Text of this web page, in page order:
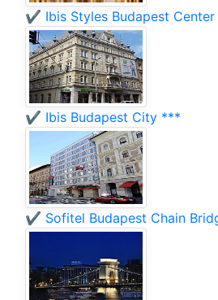
✔️ Ibis Styles Budapest
✔️ Ibis Budapest City ***
✔️ Sofitel Budapest Chain